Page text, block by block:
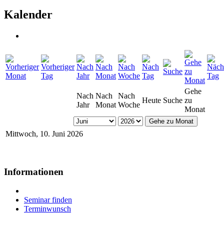
Kalender
Nach
Jahr
Nach
Monat
Nach
Woche
Heute Suche
Gehe
zu
Monat
Gehe zu Monat
Mittwoch, 10. Juni 2026
Informationen
Seminar finden
Terminwunsch